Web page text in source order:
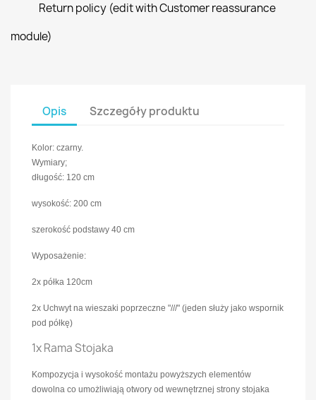
Return policy (edit with Customer reassurance
module)
Opis Szczegóły produktu
Kolor: czarny.
Wymiary;
długość: 120 cm
wysokość: 200 cm
szerokość podstawy 40 cm
Wyposażenie:
2x półka 120cm
2x Uchwyt na wieszaki poprzeczne "///" (jeden służy jako wspornik
pod półkę)
1x Rama Stojaka
Kompozycja i wysokość montażu powyższych elementów
dowolna co umożliwiają otwory od wewnętrznej strony stojaka